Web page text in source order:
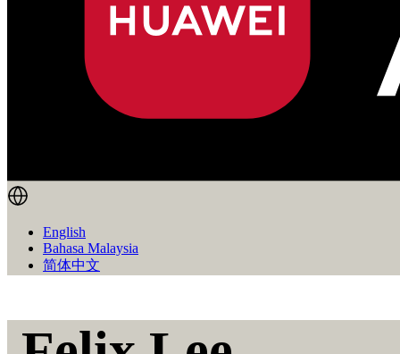
English
Bahasa Malaysia
简体中文